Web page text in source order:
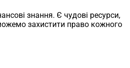
знання. Є чудові ресурси,
захистити право кожного